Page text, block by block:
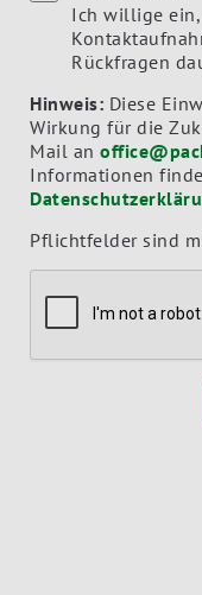
Ich willige ein,
Rückfragen
Hinweis: Diese
Wirkung für die
Mail an
Informationen
Pflichtfelder sind